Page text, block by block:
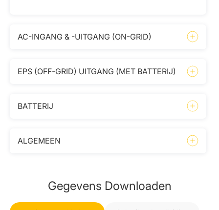
AC-INGANG & -UITGANG (ON-GRID)
EPS (OFF-GRID) UITGANG (MET BATTERIJ)
BATTERIJ
ALGEMEEN
Gegevens Downloaden